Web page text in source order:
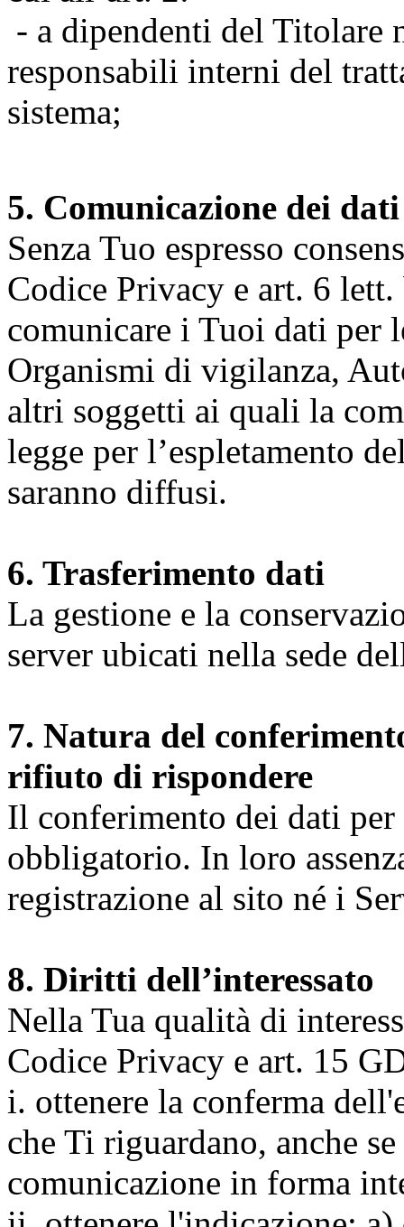
- a dipendenti del Titolare
responsabili interni del
sistema;
5. Comunicazione dei dati
Senza Tuo espresso
Codice Privacy e art. 6
comunicare i Tuoi dati per
Organismi di vigilanza,
altri soggetti ai quali la
legge per l’espletamento
saranno diffusi.
6. Trasferimento dati
La gestione e la
server ubicati nella sede
7. Natura del
rifiuto di rispondere
Il conferimento dei dati
obbligatorio. In loro
registrazione al sito né i
8. Diritti dell’interessato
Nella Tua qualità di
Codice Privacy e art. 15
i. ottenere la conferma
che Ti riguardano, anche
comunicazione in forma